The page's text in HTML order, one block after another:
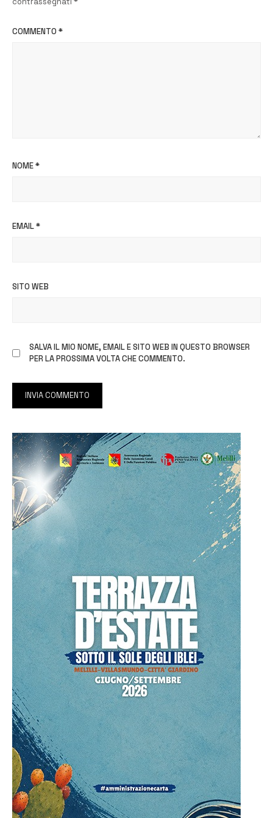
COMMENTO *
NOME*
EMAIL*
SITO WEB
SALVA IL MIO NOME, EMAIL E SITO WEB IN QUESTO BROWSER
PER LA PROSSIMA VOLTA CHE COMMENTO.